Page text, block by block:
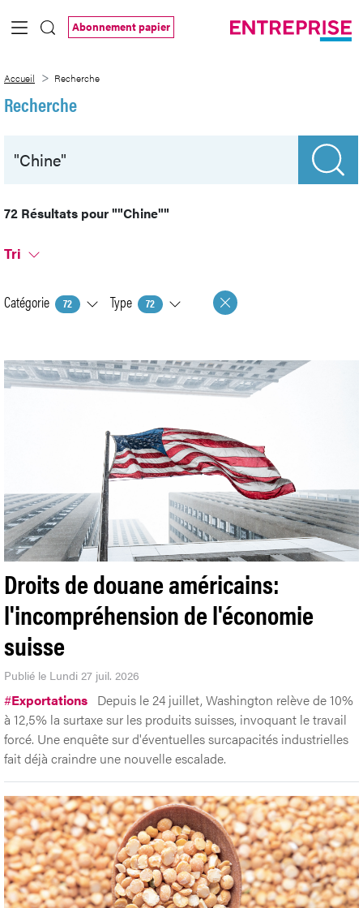
Saut au contenu principal
Abonnement papier
Accueil Recherche
Recherche
72 Résultats pour""Chine""
Tri
Catégorie 72 Type 72
Droits de douane américains:
l'incompréhension de l'économie
suisse
Publié le Lundi 27 juil. 2026
#Exportations Depuis le 24 juillet, Washington relève de 10%
à 12,5% la surtaxe sur les produits suisses, invoquant le travail
forcé. Une enquête sur d'éventuelles surcapacités industrielles
fait déjà craindre une nouvelle escalade.